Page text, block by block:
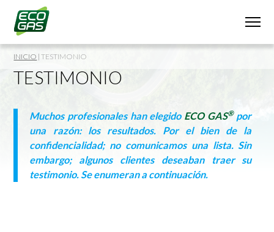
TESTIMONIO
Muchos profesionales han elegido ECO GAS®por
una razón: los resultados. Por el bien de la
confidencialidad; no comunicamos una lista. Sin
embargo;
algunos clientes deseaban traer su
testimonio.Se enumeran a continuación.
INICIO |TESTIMONIO